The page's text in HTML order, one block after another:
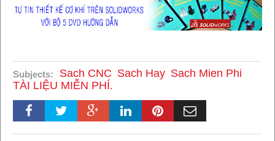
Subjects: Sach CNC Sach Hay Sach Mien Phi
TÀI LIỆU MIỄN PHÍ.